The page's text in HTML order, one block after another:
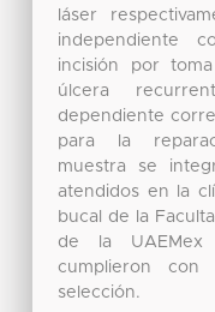
láser
independiente
incisión por
úlcera
dependiente
para la
muestra se
atendidos en la
bucal de la
de la UAEMex
cumplieron
selección.